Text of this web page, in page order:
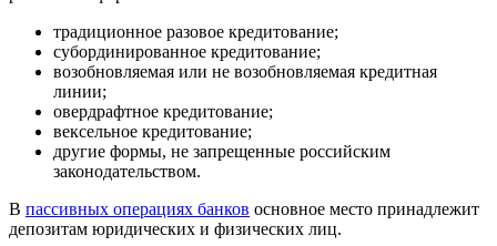
традиционное разовое кредитование;
субординированное кредитование;
возобновляемая или не возобновляемая кредитная
линии;
овердрафтное кредитование;
вексельное кредитование;
другие формы, не запрещенные российским
законодательством.
В пассивных операциях банков основное место принадлежит
депозитам юридических и физических лиц.